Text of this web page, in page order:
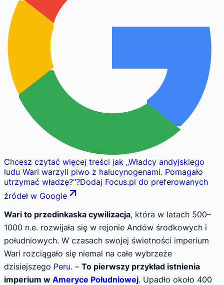
Chcesz czytać więcej treści jak „Władcy andyjskiego
ludu Wari warzyli piwo z halucynogenami. Pomagało
utrzymać władzę?"?Dodaj Focus.pl do preferowanych
źródeł w Google
Wari to przedinkaska cywilizacja, która w latach 500–
1000 n.e. rozwijała się w rejonie Andów środkowych i
południowych. W czasach swojej świetności imperium
Wari rozciągało się niemal na całe wybrzeże
dzisiejszego Peru. – To pierwszy przykład istnienia
imperium w Ameryce Południowej. Upadło około 400